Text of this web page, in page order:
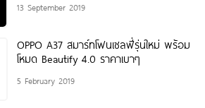
13 September 2019
OPPO A37 สมาร์ทโฟนเซลฟี่รุ่นใหม่ พร้อม
โหมด Beautify 4.0 ราคาเบาๆ
5 February 2019